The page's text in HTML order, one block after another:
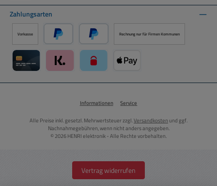
Zahlungsarten
Vorkasse
PayPal Später Bezahlen über PayPal
Rechnung nur für Firmen Kommunen
Informationen Service
Alle Preise inkl. gesetzl. Mehrwertsteuer zzgl.Versandkosten und ggf.
Nachnahmegebühren, wenn nicht anders angegeben.
© 2026 HENRI elektronik - Alle Rechte vorbehalten.
Vertrag widerrufen